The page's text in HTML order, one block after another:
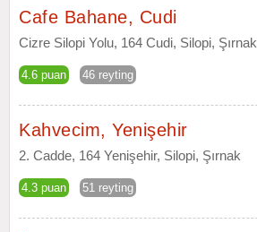
Cafe Bahane, Cudi
Cizre Silopi Yolu, 164 Cudi, Silopi, Şırnak
4.6 puan 46 reyting
Kahvecim, Yenişehir
2. Cadde, 164 Yenişehir, Silopi, Şırnak
4.3 puan 51 reyting